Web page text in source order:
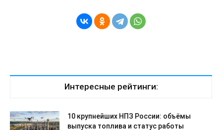
Интересные рейтинги:
10 крупнейших НПЗ России: объёмы
выпуска топлива и статус работы